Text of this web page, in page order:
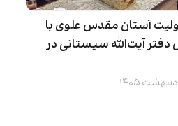
آستان مقدس علوی با
آیت‌الله سیستانی در